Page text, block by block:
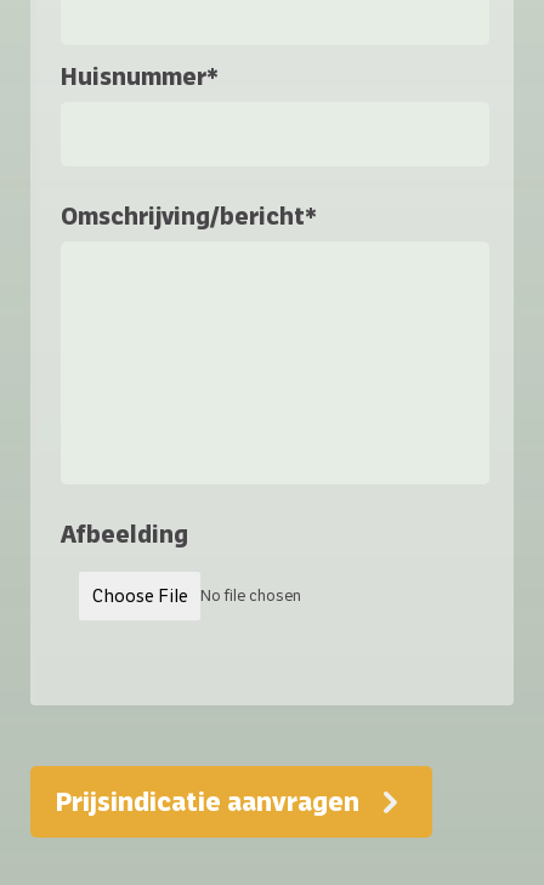
Huisnummer*
Omschrijving/bericht*
Afbeelding
Choose File No file chosen
Prijsindicatie aanvragen